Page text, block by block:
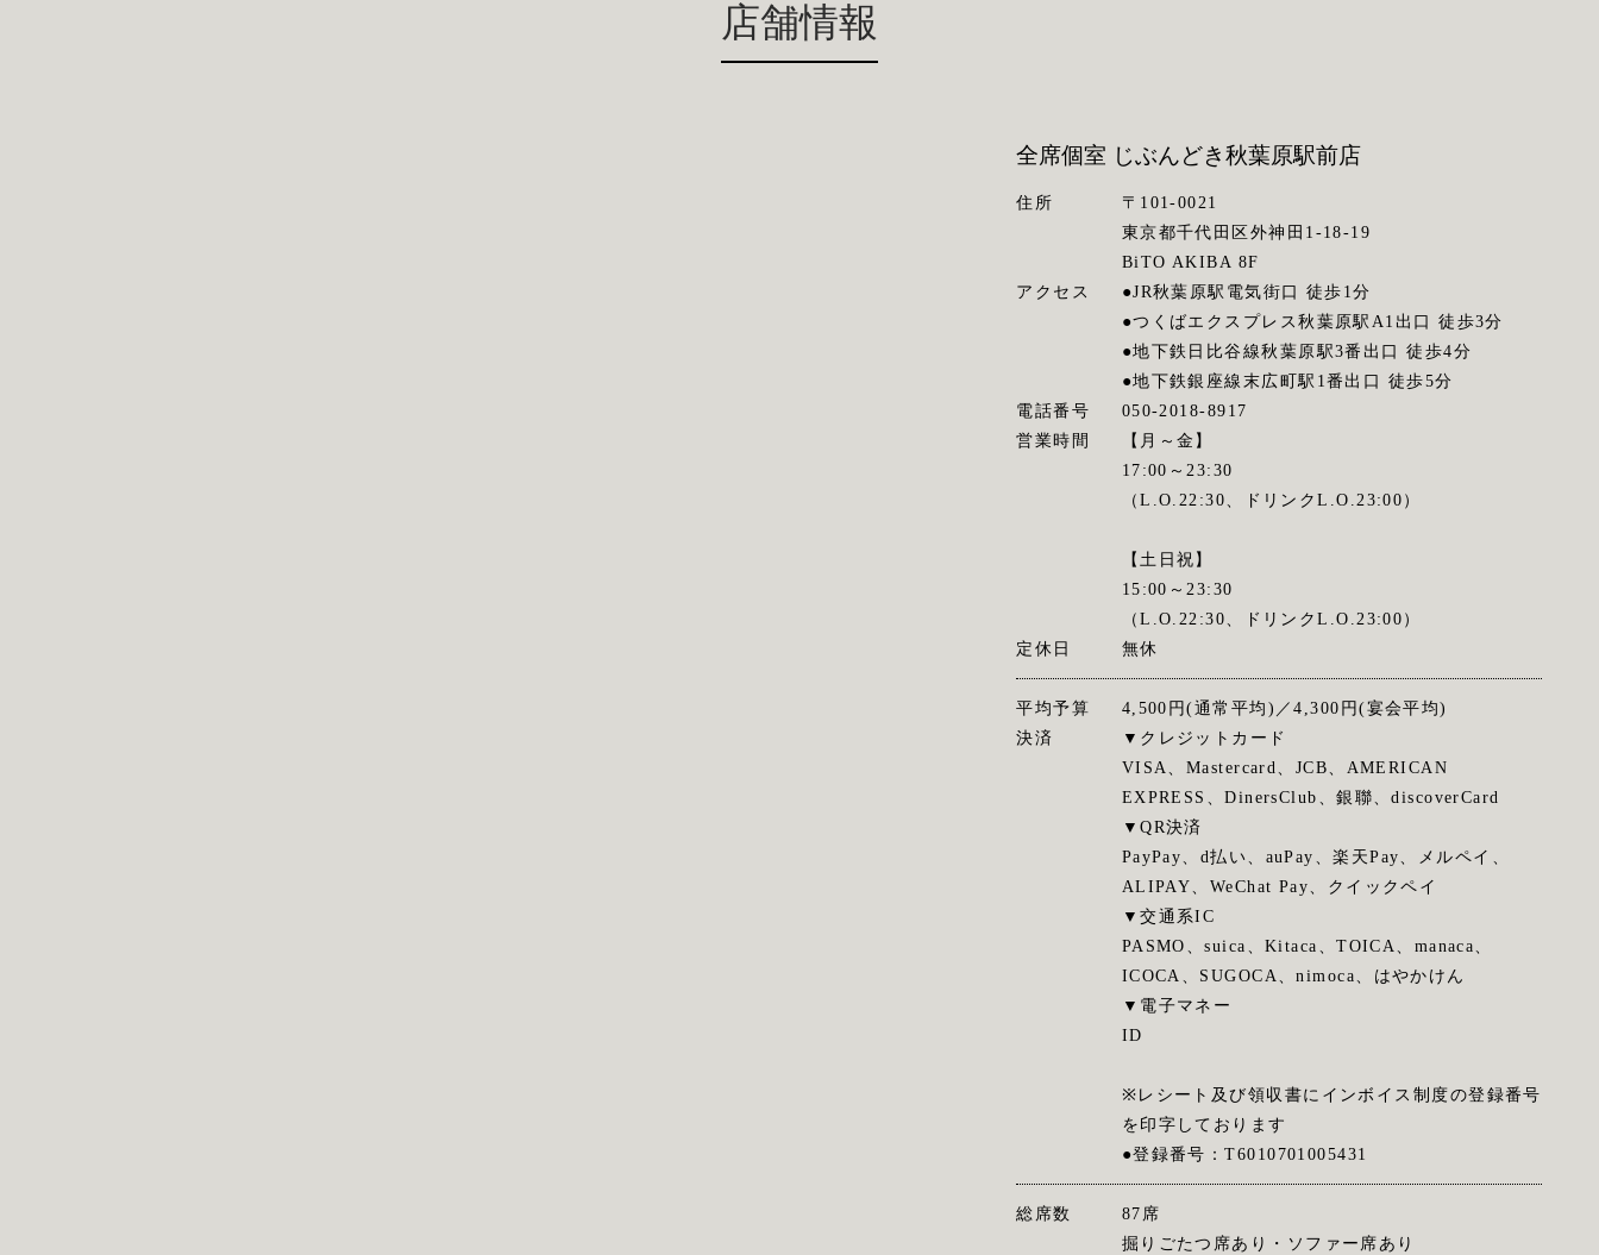
店舗情報
全席個室 じぶんどき秋葉原駅前店
住所
〒101-0021
東京都千代田区外神田1-18-19
BiTO AKIBA 8F
アクセス
●JR秋葉原駅電気街口 徒歩1分
●つくばエクスプレス秋葉原駅A1出口 徒歩3分
●地下鉄日比谷線秋葉原駅3番出口 徒歩4分
●地下鉄銀座線末広町駅1番出口 徒歩5分
電話番号
050-2018-8917
営業時間
【月～金】
17:00～23:30
（L.O.22:30、ドリンクL.O.23:00）
【土日祝】
15:00～23:30
（L.O.22:30、ドリンクL.O.23:00）
定休日
無休
平均予算
4,500円(通常平均)／4,300円(宴会平均)
決済
▼クレジットカード
VISA、Mastercard、JCB、AMERICAN
EXPRESS、DinersClub、銀聯、discoverCard
▼QR決済
PayPay、d払い、auPay、楽天Pay、メルペイ、
ALIPAY、WeChat Pay、クイックペイ
▼交通系IC
PASMO、suica、Kitaca、TOICA、manaca、
ICOCA、SUGOCA、nimoca、はやかけん
▼電子マネー
ID
※レシート及び領収書にインボイス制度の登録番号
を印字しております
●登録番号：T6010701005431
総席数
87席
掘りごたつ席あり・ソファー席あり